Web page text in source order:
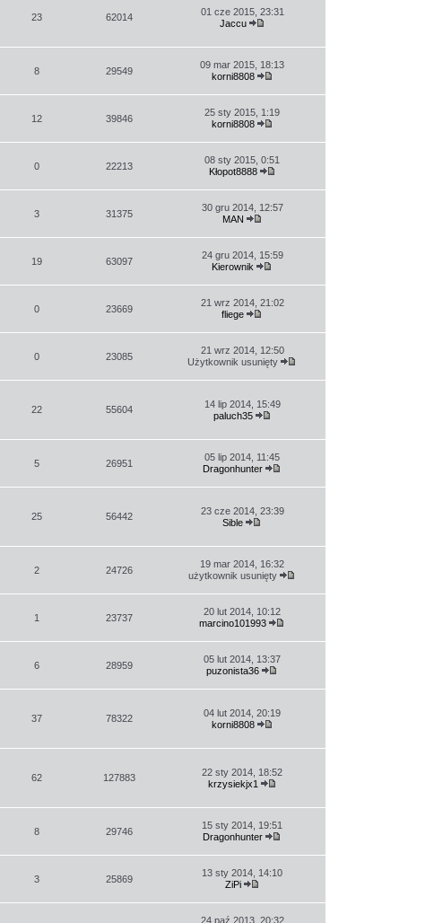
23 62014
01 cze 2015, 23:31
Jaccu
8 29549
09 mar 2015, 18:13
korni8808
najnowszy
post
12 39846
25 sty 2015, 1:19
korni8808
najnowszy
post
0 22213
08 sty 2015, 0:51
Kłopot8888
najnowszy
post
3 31375
30 gru 2014, 12:57
MAN
najnowszy
post
19 63097
24 gru 2014, 15:59
Kierownik
najnowszy
post
0 23669
21 wrz 2014, 21:02
fliege
najnowszy
post
0 23085
21 wrz 2014, 12:50
Użytkownik usunięty
najnowszy
22 55604
14 lip 2014, 15:49
paluch35
5 26951
05 lip 2014, 11:45
Dragonhunter
najnowszy
25 56442
23 cze 2014, 23:39
Sible
2 24726
19 mar 2014, 16:32
użytkownik usunięty
najnowszy
1 23737
20 lut 2014, 10:12
marcino101993
najnowszy
6 28959
05 lut 2014, 13:37
puzonista36
najnowszy
37 78322
04 lut 2014, 20:19
korni8808
62 127883
22 sty 2014, 18:52
krzysiekjx1
8 29746
15 sty 2014, 19:51
Dragonhunter
najnowszy
3 25869
13 sty 2014, 14:10
ZiPi
najnowszy
post
24 paź 2013, 20:32